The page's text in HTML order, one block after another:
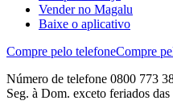
Vender no Magalu
Baixe o aplicativo
Compre pelo telefoneCompre
Número de telefone 0800 773
Seg. à Dom. exceto feriados das